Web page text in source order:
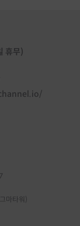
휴무)
마타워)